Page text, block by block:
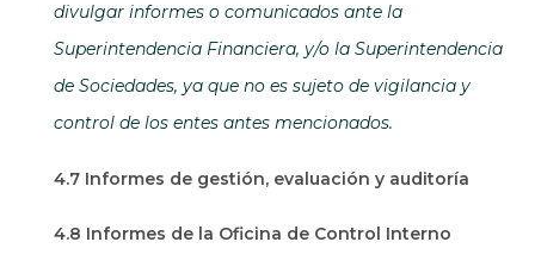
divulgar informes o comunicados ante la
Superintendencia Financiera, y/o la Superintendencia
de Sociedades, ya que no es sujeto de vigilancia y
control de los entes antes mencionados.
4.7 Informes de gestión, evaluación y auditoría
4.8 Informes de la Oficina de Control Interno